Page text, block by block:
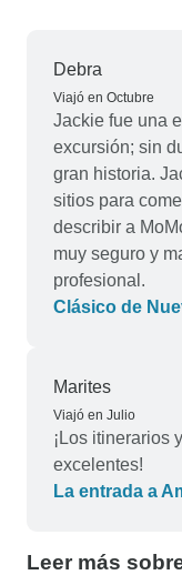
Debra
Viajó en Octubre
Jackie fue una
excursión; sin
gran historia.
sitios para
describir a
muy seguro y
profesional.
Clásico de
Marites
Viajó en Julio
¡Los itinerarios
excelentes!
La entrada a
Leer más